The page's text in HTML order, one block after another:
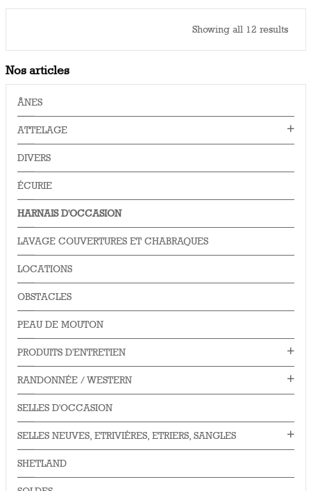
Showing all 12 results
Nos articles
ÂNES
ATTELAGE
DIVERS
ÉCURIE
HARNAIS D'OCCASION
LAVAGE COUVERTURES ET CHABRAQUES
LOCATIONS
OBSTACLES
PEAU DE MOUTON
PRODUITS D'ENTRETIEN
RANDONNÉE / WESTERN
SELLES D'OCCASION
SELLES NEUVES, ETRIVIÈRES, ETRIERS, SANGLES
SHETLAND